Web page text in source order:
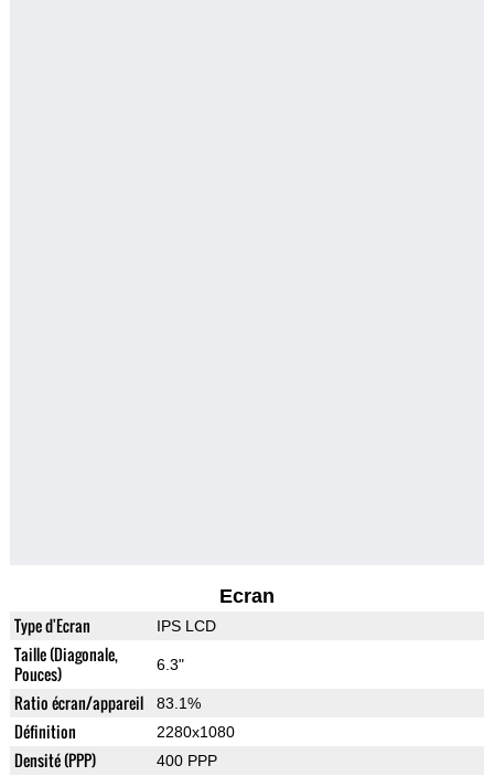
Ecran
Type d'Ecran IPS LCD
Taille (Diagonale,
Pouces)
6.3"
Ratio écran/appareil 83.1%
Définition 2280x1080
Densité (PPP) 400 PPP